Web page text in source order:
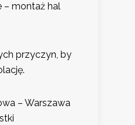
– montaż hal
przyczyn, by
– Warszawa